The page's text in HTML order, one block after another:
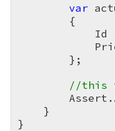
var
        {
Id
        };
//this
    }
}